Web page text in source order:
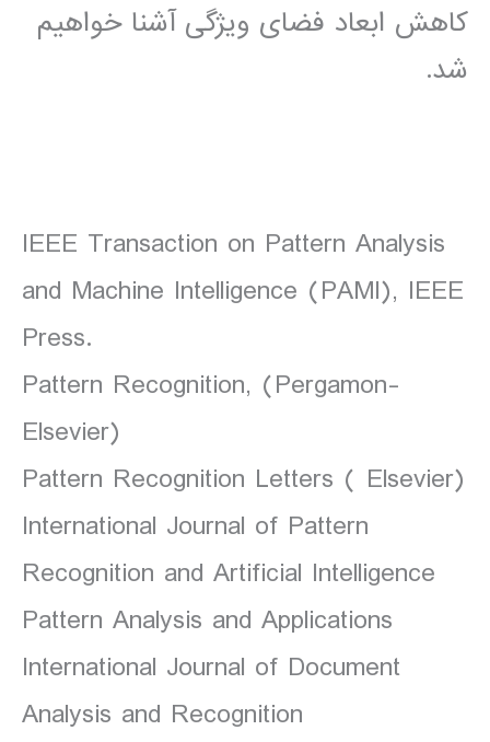
کاهش ابعاد فضای ويژگی آشنا خواهيم
شد.
IEEE Transaction on Pattern Analysis
and Machine Intelligence (PAMI), IEEE
Press.
Pattern Recognition, (Pergamon-
Elsevier)
Pattern Recognition Letters ( Elsevier)
International Journal of Pattern
Recognition and Artificial Intelligence
Pattern Analysis and Applications
International Journal of Document
Analysis and Recognition